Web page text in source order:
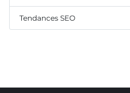
Tendances SEO